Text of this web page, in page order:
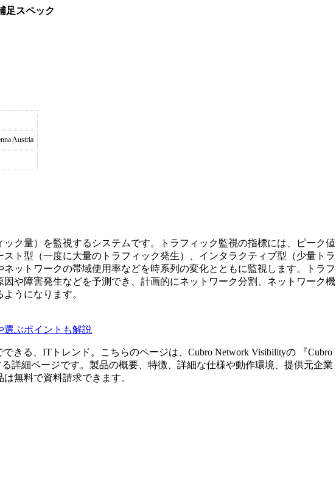
足スペック
Austria
ク量）を監視するシステムです。トラフィック監視の指標には、ピーク値
ト型（一度に大量のトラフィック発生）、インタラクティブ型（少量トラ
ットワークの帯域使用率などを時系列の変化とともに監視します。トラフ
や障害発生などを予測でき、計画的にネットワーク分割、ネットワーク機
うになります。
選ぶポイントも解説
きる、ITトレンド。こちらのページは、 Cubro Network Visibilityの 『Cubro
る詳細ページです。製品の概要、特徴、詳細な仕様や動作環境、提供元企業
無料で資料請求できます。